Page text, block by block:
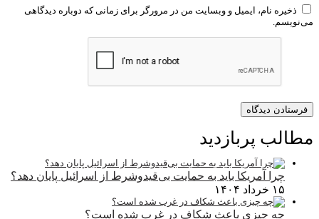
ذخیره نام، ایمیل و وبسایت من در مرورگر برای زمانی که دوباره دیدگاهی
می‌نویسم.
مطالب پربازدید
چرا آمریکا باید به حمایت بی‌قیدوشرط از اسرائیل پایان دهد؟
۱۵ خرداد ۱۴۰۴
چه چیزی باعث شکاف در غرب شده است؟